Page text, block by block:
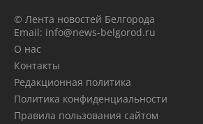
© Лента новостей Белгорода
Email: info@news-belgorod.ru
О нас
Контакты
Редакционная политика
Политика конфиденциальности
Правила пользования сайтом